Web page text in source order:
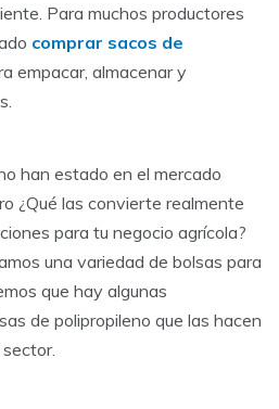
Para muchos productores
comprar sacos de
empacar, almacenar y
han estado en el mercado
¿Qué las convierte realmente
para tu negocio agrícola?
una variedad de bolsas para
que hay algunas
de polipropileno que las hacen